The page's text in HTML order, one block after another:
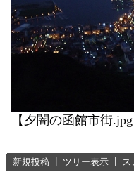
【夕闇の函館市街.jpg
新規投稿 ツリー表示 ス